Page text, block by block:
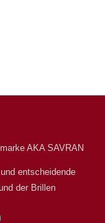
entscheidende
der Brillen